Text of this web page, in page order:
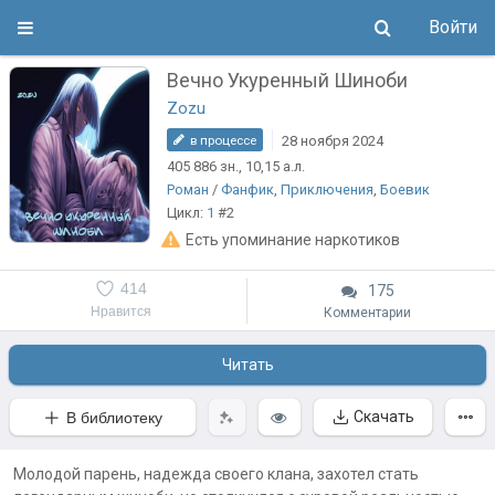
Войти
Вечно Укуренный Шиноби
Zozu
в процессе
28 ноября 2024
405 886 зн., 10,15 а.л.
Роман /Фанфик,Приключения,Боевик
Цикл: 1 #2
Есть упоминание наркотиков
Нравится
414 175
Комментарии
Читать
В библиотеку Скачать
Молодой парень, надежда своего клана, захотел стать